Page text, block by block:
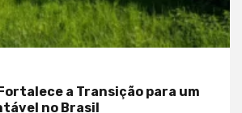
a Transição para um
no Brasil